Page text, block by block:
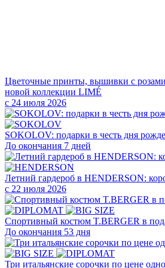
Цветочные принты, вышивки с
новой коллекции LIMÉ
с 24 июля 2026
SOKOLOV: подарки в честь дня
До окончания 7 дней
Летний гардероб в HENDERSON:
с 22 июля 2026
Cпортивный костюм T.BERGER в
До окончания 53 дня
Три итальянские сорочки по цене